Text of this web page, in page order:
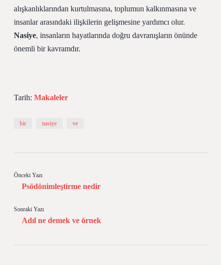
alışkanlıklarından kurtulmasına, toplumun kalkınmasına ve
insanlar arasındaki ilişkilerin gelişmesine yardımcı olur.
Nasiye, insanların hayatlarında doğru davranışların önünde
önemli bir kavramdır.
Tarih: Makaleler
bir nasiye ve
Önceki Yazı
Psödönimleştirme nedir
Sonraki Yazı
Adıl ne demek ve örnek